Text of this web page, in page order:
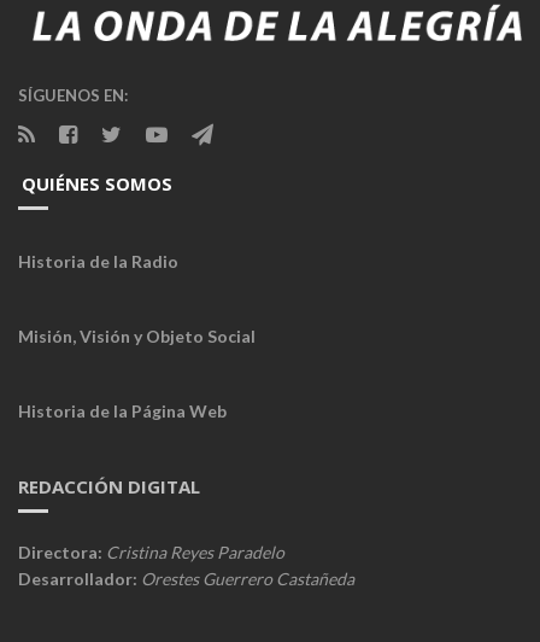
SÍGUENOS EN:
QUIÉNES SOMOS
Historia de la Radio
Misión, Visión y Objeto Social
Historia de la Página Web
REDACCIÓN DIGITAL
Directora: Cristina Reyes Paradelo
Desarrollador: Orestes Guerrero Castañeda